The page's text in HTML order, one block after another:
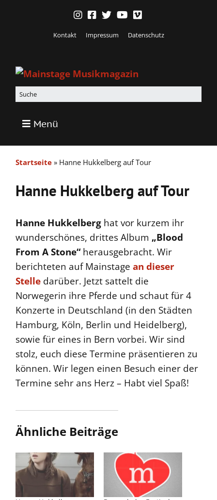
Kontakt Impressum Datenschutz
Menü
Startseite » Hanne Hukkelberg auf Tour
Hanne Hukkelberg auf Tour
Hanne Hukkelberg hat vor kurzem ihr
wunderschönes, drittes Album „Blood
From A Stone“herausgebracht. Wir
berichteten auf Mainstage an dieser
Stelle darüber. Jetzt sattelt die
Norwegerin ihre Pferde und schaut für 4
Konzerte in Deutschland (in den Städten
Hamburg, Köln, Berlin und Heidelberg),
sowie für eines in Bern vorbei. Wir sind
stolz, euch diese Termine präsentieren zu
können. Wir legen einen Besuch einer der
Termine sehr ans Herz – Habt viel Spaß!
Ähnliche Beiträge